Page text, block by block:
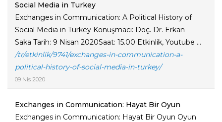
Social Media in Turkey
Exchanges in Communication: A Political History of
Social Media in Turkey Konuşmacı: Doç. Dr. Erkan
Saka Tarih: 9 Nisan 2020Saat: 15.00 Etkinlik, Youtube ...
/tr/etkinlik/9741/exchanges-in-communication-a-
political-history-of-social-media-in-turkey/
09 Nis 2020
Exchanges in Communication: Hayat Bir Oyun
Exchanges in Communication: Hayat Bir Oyun Oyun